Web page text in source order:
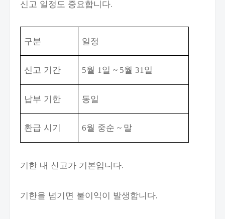
신고 일정도 중요합니다.
구분 일정
신고 기간 5월 1일 ~ 5월 31일
납부 기한 동일
환급 시기 6월 중순 ~ 말
기한 내 신고가 기본입니다.
기한을 넘기면 불이익이 발생합니다.